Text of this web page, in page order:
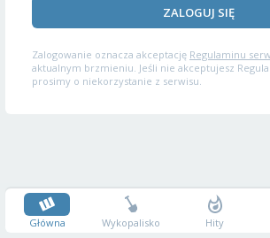
ZALOGUJ SIĘ
Zalogowanie oznacza akceptację Regulaminu
aktualnym brzmieniu. Jeśli nie akceptujesz
prosimy o niekorzystanie z serwisu.
Główna Wykopalisko Hity